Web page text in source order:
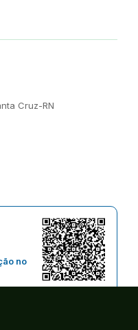
Cruz-RN
no